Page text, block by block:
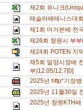
제2회 유니크
테슬라배테니스대
제1회 머거본배 전
제26회 창원시 부
제24회 POTEN 지
제5회 밀양시장배
부)12.05/12.7[0]
2025년 http*기장
2025년 11월30일
2025년 창원KTH